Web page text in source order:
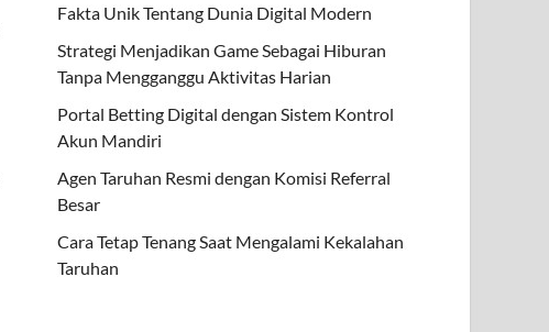
Fakta Unik Tentang Dunia Digital Modern
Strategi Menjadikan Game Sebagai Hiburan
Tanpa Mengganggu Aktivitas Harian
Portal Betting Digital dengan Sistem Kontrol
Akun Mandiri
Agen Taruhan Resmi dengan Komisi Referral
Besar
Cara Tetap Tenang Saat Mengalami Kekalahan
Taruhan